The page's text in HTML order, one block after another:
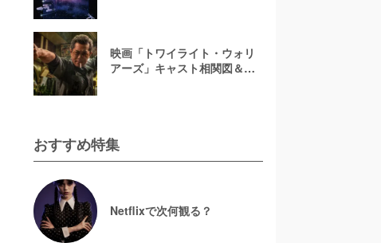
映画「トワイライト・ウォリ
アーズ」キャスト相関図＆登
おすすめ特集
Netflixで次何観る？